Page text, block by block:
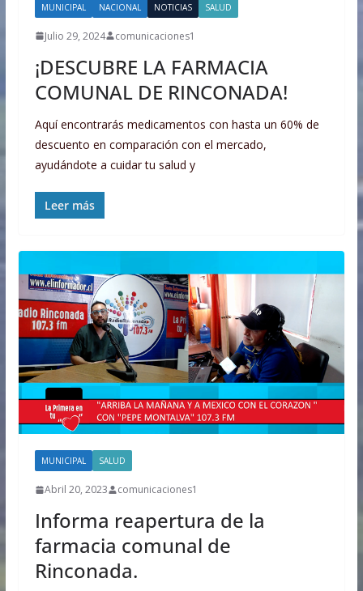
MUNICIPAL NACIONAL NOTICIAS SALUD
Julio 29, 2024 comunicaciones1
¡DESCUBRE LA FARMACIA
COMUNAL DE RINCONADA!
Aquí encontrarás medicamentos con hasta un 60% de
descuento en comparación con el mercado,
ayudándote a cuidar tu salud y
Leer más
MUNICIPAL SALUD
Abril 20, 2023 comunicaciones1
Informa reapertura de la
farmacia comunal de
Rinconada.